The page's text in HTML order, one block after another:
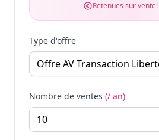
Retenues sur vente:
Type d'offre
Nombre de ventes (/ an)